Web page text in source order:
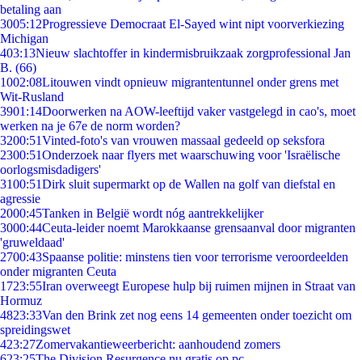
betaling aan
3005:12Progressieve Democraat El-Sayed wint nipt voorverkiezing
Michigan
403:13Nieuw slachtoffer in kindermisbruikzaak zorgprofessional Jan
B. (66)
1002:08Litouwen vindt opnieuw migrantentunnel onder grens met
Wit-Rusland
3901:14Doorwerken na AOW-leeftijd vaker vastgelegd in cao's, moet
werken na je 67e de norm worden?
3200:51Vinted-foto's van vrouwen massaal gedeeld op seksfora
2300:51Onderzoek naar flyers met waarschuwing voor 'Israëlische
oorlogsmisdadigers'
3100:51Dirk sluit supermarkt op de Wallen na golf van diefstal en
agressie
2000:45Tanken in België wordt nóg aantrekkelijker
3000:44Ceuta-leider noemt Marokkaanse grensaanval door migranten
'gruweldaad'
2700:43Spaanse politie: minstens tien voor terrorisme veroordeelden
onder migranten Ceuta
1723:55Iran overweegt Europese hulp bij ruimen mijnen in Straat van
Hormuz
4823:33Van den Brink zet nog eens 14 gemeenten onder toezicht om
spreidingswet
423:27Zomervakantieweerbericht: aanhoudend zomers